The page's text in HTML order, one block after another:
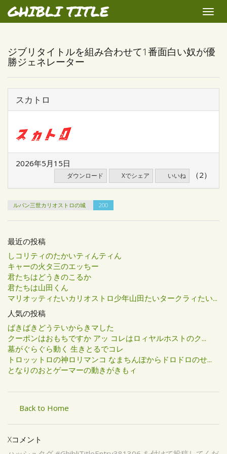
GHIBLI TITLE
Toggle
ジブリタイトルを組み合わせて1番面白い奴が優
勝ジェネレーター
スカトロ
2026年5月15日
ダウンロード Xでシェア いいね （2）
ルパン三世カリオストロの城 200
最近の投稿
しコリティのたかいティんティん
キャーの火タ三のエッちー
君たちはどうきのこるか
君たちは山田くん
マリオッティたいカリオストロ少年山田たいタークラィたい...
人気の投稿
ばきばきどうテいからきマした
クーポンはおもちですか アッ コレはロィヤルホストのク...
墓がぐらぐら動く 生きとるでコレ
トロッットロの神ロリマンコ なまちんぽからドロドロのせ...
となりのおとゲーマーの動きがきもィ
Back to Home
Xコメント